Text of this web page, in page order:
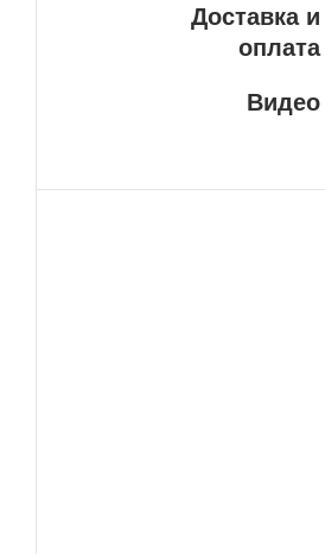
Доставка и
оплата
Видео